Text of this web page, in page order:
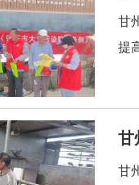
甘
提
甘
甘